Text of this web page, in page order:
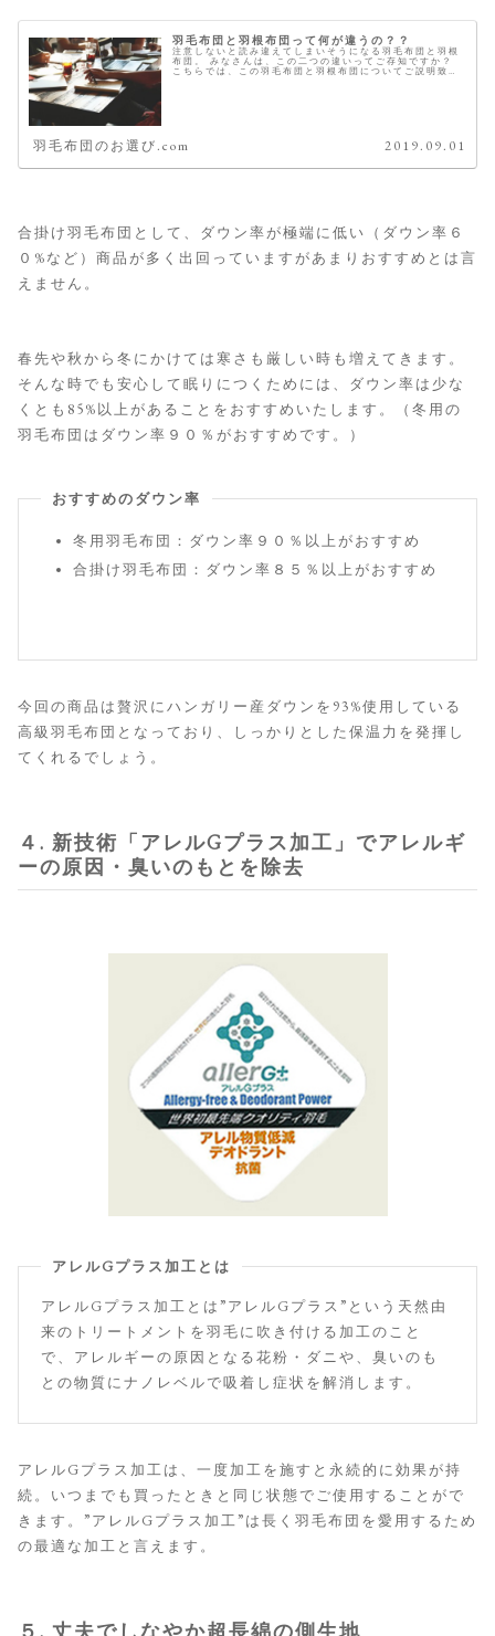
羽毛布団と羽根布団って何が違うの？？
注意しないと読み違えてしまいそうになる羽毛布団と羽根
布団。 みなさんは、この二つの違いってご存知ですか？
こちらでは、この羽毛布団と羽根布団についてご説明致し
羽毛布団のお選び.com 2019.09.01
合掛け羽毛布団として、ダウン率が極端に低い（ダウン率６
０%など）商品が多く出回っていますがあまりおすすめとは言
えません。
春先や秋から冬にかけては寒さも厳しい時も増えてきます。
そんな時でも安心して眠りにつくためには、ダウン率は少な
くとも85%以上があることをおすすめいたします。（冬用の
羽毛布団はダウン率９０％がおすすめです。）
おすすめのダウン率
冬用羽毛布団：ダウン率９０％以上がおすすめ
合掛け羽毛布団：ダウン率８５％以上がおすすめ
今回の商品は贅沢にハンガリー産ダウンを93%使用している
高級羽毛布団となっており、しっかりとした保温力を発揮し
てくれるでしょう。
４. 新技術「アレルGプラス加工」でアレルギ
ーの原因・臭いのもとを除去
アレルGプラス加工とは
アレルGプラス加工とは”アレルGプラス”という天然由
来のトリートメントを羽毛に吹き付ける加工のこと
で、アレルギーの原因となる花粉・ダニや、臭いのも
との物質にナノレベルで吸着し症状を解消します。
アレルGプラス加工は、一度加工を施すと永続的に効果が持
続。いつまでも買ったときと同じ状態でご使用することがで
きます。”アレルGプラス加工”は長く羽毛布団を愛用するため
の最適な加工と言えます。
５. 丈夫でしなやか超長綿の側生地